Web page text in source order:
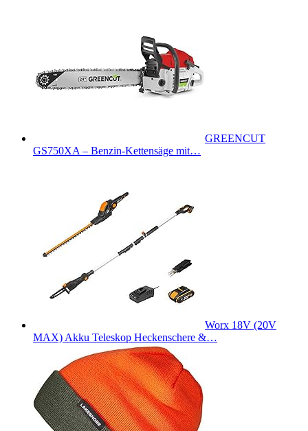
GREENCUT
GS750XA – Benzin-Kettensäge mit…
Worx 18V (20V
MAX) Akku Teleskop Heckenschere &…